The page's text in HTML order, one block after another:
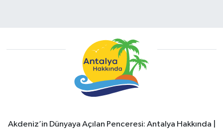
Akdeniz’in Dünyaya Açılan Penceresi: Antalya Hakkında |